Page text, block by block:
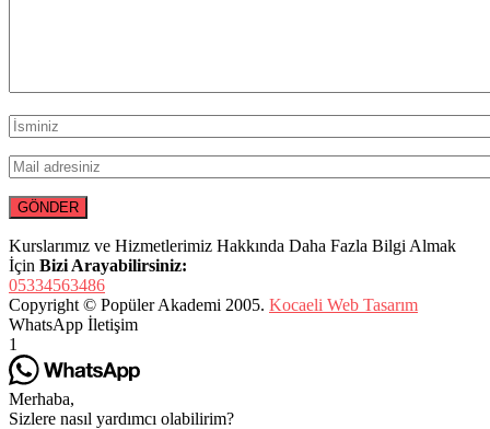
Kurslarımız ve Hizmetlerimiz Hakkında Daha Fazla Bilgi Almak
İçin Bizi Arayabilirsiniz:
05334563486
Copyright © Popüler Akademi 2005. Kocaeli Web Tasarım
WhatsApp İletişim
1
Merhaba,
Sizlere nasıl yardımcı olabilirim?